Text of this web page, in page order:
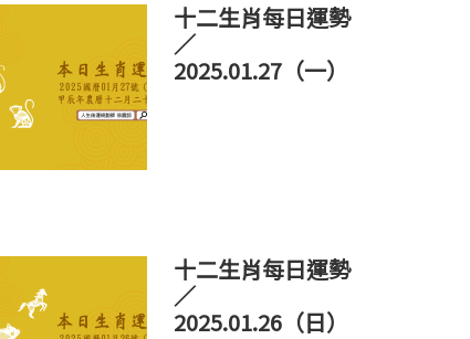
十二生肖每日運勢
／
2025.01.27（一）
十二生肖每日運勢
／
2025.01.26（日）